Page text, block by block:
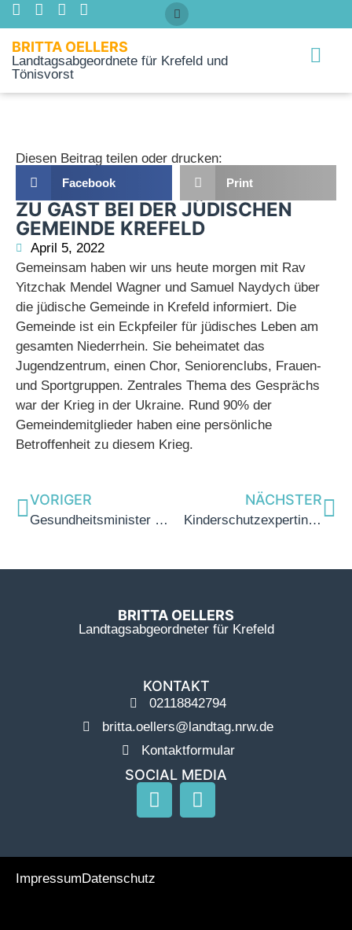
BRITTA OELLERS
Landtagsabgeordnete für Krefeld und
Tönisvorst
ZU GAST BEI DER JÜDISCHEN
GEMEINDE KREFELD
April 5, 2022
Gemeinsam haben wir uns heute morgen mit Rav
Yitzchak Mendel Wagner und Samuel Naydych über
die jüdische Gemeinde in Krefeld informiert. Die
Gemeinde ist ein Eckpfeiler für jüdisches Leben am
gesamten Niederrhein. Sie beheimatet das
Jugendzentrum, einen Chor, Seniorenclubs, Frauen-
und Sportgruppen. Zentrales Thema des Gesprächs
war der Krieg in der Ukraine. Rund 90% der
Gemeindemitglieder haben eine persönliche
Betroffenheit zu diesem Krieg.
Diesen Beitrag teilen oder drucken:
Facebook Print
VORIGER
Gesundheitsminister Laumann bei action medeor
NÄCHSTER
Kinderschutzexpertin Christina Schulze Föcking mit Britta Oellers und Marc Blondin beim Krefelder Kinderschutzbund
BRITTA OELLERS
Landtagsabgeordneter für Krefeld
KONTAKT
02118842794
britta.oellers@landtag.nrw.de
Kontaktformular
SOCIAL MEDIA
Impressum Datenschutz